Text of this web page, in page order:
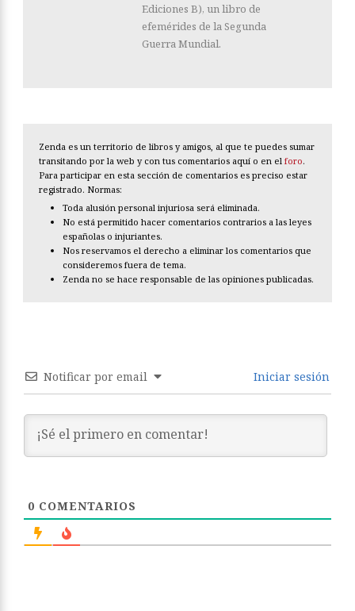
Ediciones B), un libro de
efemérides de la Segunda
Guerra Mundial.
Zenda es un territorio de libros y amigos, al que te puedes sumar
transitando por la web y con tus comentarios aquí o en el foro.
Para participar en esta sección de comentarios es preciso estar
registrado. Normas:
Toda alusión personal injuriosa será eliminada.
No está permitido hacer comentarios contrarios a las leyes
españolas o injuriantes.
Nos reservamos el derecho a eliminar los comentarios que
consideremos fuera de tema.
Zenda no se hace responsable de las opiniones publicadas.
Notificar por email Iniciar sesión
0 COMENTARIOS